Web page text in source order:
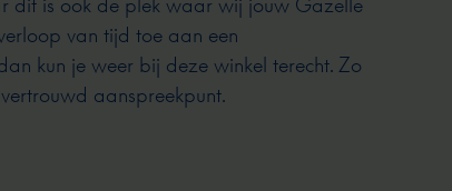
dit is ook de plek waar wij jouw Gazelle
van tijd toe aan een
kun je weer bij deze winkel terecht. Zo
aanspreekpunt.